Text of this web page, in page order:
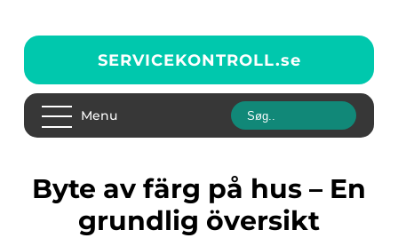
SERVICEKONTROLL.se
Menu
Byte av färg på hus – En
grundlig översikt